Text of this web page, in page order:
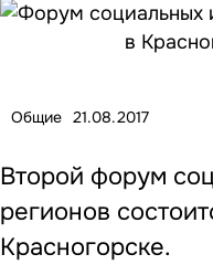
Общие 21.08.2017
Второй форум
регионов
Красногорске.